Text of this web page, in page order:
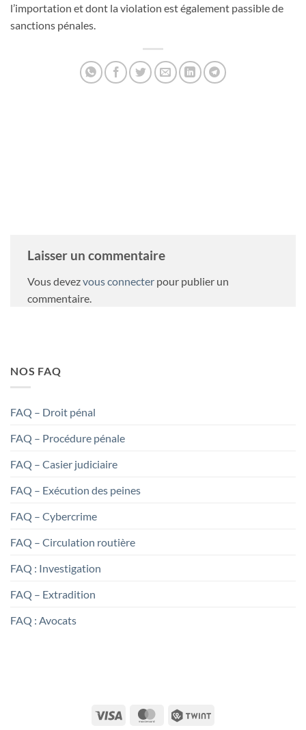
l’importation et dont la violation est également passible de
sanctions pénales.
Laisser un commentaire
Vous devezvous connecter pour publier un
commentaire.
NOS FAQ
FAQ – Droit pénal
FAQ – Procédure pénale
FAQ – Casier judiciaire
FAQ – Exécution des peines
FAQ – Cybercrime
FAQ – Circulation routière
FAQ : Investigation
FAQ – Extradition
FAQ : Avocats
Visa MasterCardTwint